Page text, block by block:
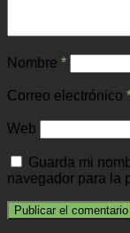
Nombre *
Correo electrónico
Web
Guarda mi
navegador para la